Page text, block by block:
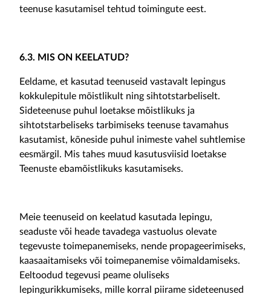
teenuse kasutamisel tehtud toimingute eest.
6.3. MIS ON KEELATUD?
Eeldame, et kasutad teenuseid vastavalt lepingus
kokkulepitule mõistlikult ning sihtotstarbeliselt.
Sideteenuse puhul loetakse mõistlikuks ja
sihtotstarbeliseks tarbimiseks teenuse tavamahus
kasutamist, kõneside puhul inimeste vahel suhtlemise
eesmärgil. Mis tahes muud kasutusviisid loetakse
Teenuste ebamõistlikuks kasutamiseks.
Meie teenuseid on keelatud kasutada lepingu,
seaduste või heade tavadega vastuolus olevate
tegevuste toimepanemiseks, nende propageerimiseks,
kaasaaitamiseks või toimepanemise võimaldamiseks.
Eeltoodud tegevusi peame oluliseks
lepingurikkumiseks, mille korral piirame sideteenused